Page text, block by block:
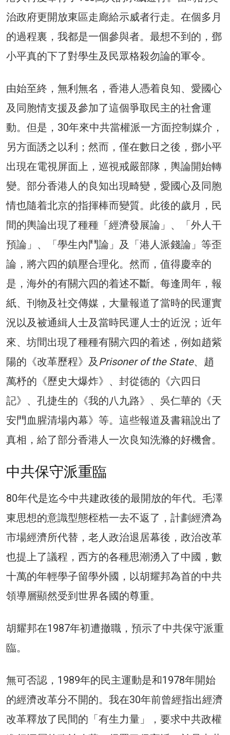
治政府更開放東區走廊給示威者行走。在個多月
的過程裏，我都是一個參與者。最想不到的，鄧
小平真的下了對學生及民眾格殺勿論的軍令。
由始至終，無利無名，香港人憑着良知、愛國心
及同胞情支援及參加了這個爭取民主的社會運
動。但是，30年來中共當權派一方面控制媒介，
另方面誘之以利；然而，僅在數日之後，鄧小平
出現在電視屏面上，巡視戒嚴部隊，輿論開始轉
變。部分香港人的良知出現畸變，愛國心及同胞
情也隨着北京的指揮棒而變質。此後的歲月，民
間的輿論出現了種種「經濟發展論」、「外人干
預論」、「學生內鬥論」及「港人派錢論」等歪
論，將六四的鎮壓合理化。然而，值得慶幸的
是，海外的有關六四的着述不斷。每逢周年，報
紙、刊物及社交傳媒，大量報道了當時的民運實
況以及被通緝人士及當時民運人士的近況；近年
來、坊間出現了種種有關六四的着述，例如趙紫
陽的《改革歷程》及 Prisoner of the State、趙
萬杼的《歷史大爆炸》、封從德的《六四日
記》、孔捷生的《我的八九路》、吳仁華的《天
安門血腥清場內幕》等。這些報道及書籍說出了
真相，給了部分香港人一次良知洗滌的好機會。
中共保守派重臨
80年代是迄今中共建政後的最開放的年代。毛澤
東思想的意識型態桎梏一去不返了，計劃經濟為
市場經濟所代替，老人政治退居幕後，政治改革
也提上了議程，西方的各種思潮湧入了中國，數
十萬的年輕學子留學外國，以胡耀邦為首的中共
領導層顯然受到世界各國的尊重。
胡耀邦在1987年初遭撤職，預示了中共保守派重
臨。
無可否認，1989年的民主運動是和1978年開始
的經濟改革分不開的。我在30年前曾經指出經濟
改革釋放了民間的「有生力量」，要求中共政權